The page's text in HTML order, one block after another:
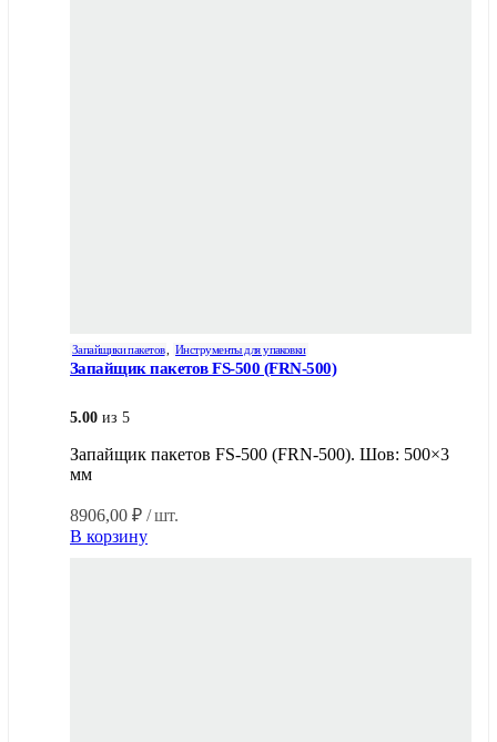
Запайщики пакетов, Инструменты для упаковки
Запайщик пакетов FS-500 (FRN-500)
5.00 из 5
Запайщик пакетов FS-500 (FRN-500). Шов: 500×3
мм
8906,00 ₽ / шт.
В корзину